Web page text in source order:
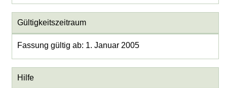
Gültigkeitszeitraum
Fassung gültig ab: 1. Januar 2005
Hilfe